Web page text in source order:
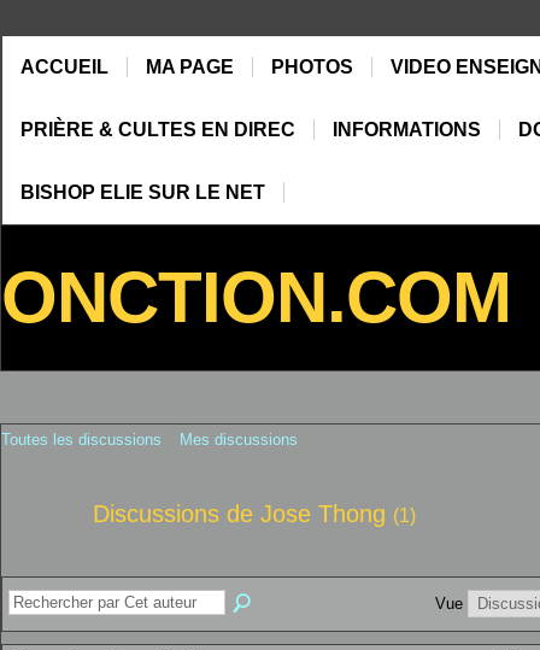
ACCUEIL MA PAGE PHOTOS VIDEO
PRIÈRE & CULTES EN DIREC INFORMATIONS
BISHOP ELIE SUR LE NET
ONCTION.COM
Toutes les discussions Mes discussions
Discussions de Jose Thong (1)
Vue